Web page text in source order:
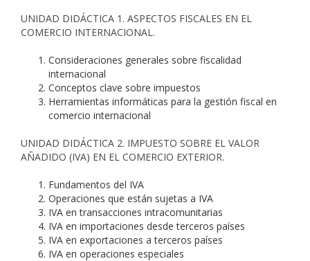
UNIDAD DIDÁCTICA 1. ASPECTOS FISCALES EN EL
COMERCIO INTERNACIONAL.
Consideraciones generales sobre fiscalidad
internacional
Conceptos clave sobre impuestos
Herramientas informáticas para la gestión fiscal en
comercio internacional
UNIDAD DIDÁCTICA 2. IMPUESTO SOBRE EL VALOR
AÑADIDO (IVA) EN EL COMERCIO EXTERIOR.
Fundamentos del IVA
Operaciones que están sujetas a IVA
IVA en transacciones intracomunitarias
IVA en importaciones desde terceros países
IVA en exportaciones a terceros países
IVA en operaciones especiales